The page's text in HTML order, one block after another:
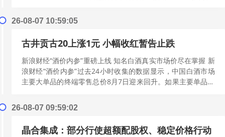
26-08-07 10:59:05
古井贡古20上涨1元 小幅收红暂告止跌
新浪财经“酒价内参”重磅上线 知名白酒真实市场价尽在掌握 新
浪财经“酒价内参”过去24小时收集的数据显示，中国白酒市场
主要大单品的终端零售总价8月7日迎来回升。如果主要单品各
26-08-07 09:59:02
晶合集成：部分行使超额配股权、稳定价格行动